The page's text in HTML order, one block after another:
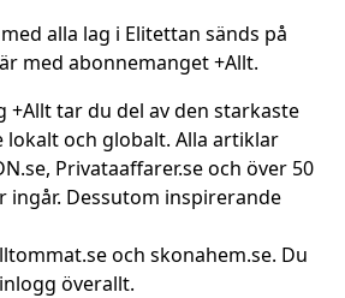
alla lag i Elitettan sänds på
med abonnemanget +Allt.
+Allt tar du del av den starkaste
lokalt och globalt. Alla artiklar
Privataaffarer.se och över 50
ingår. Dessutom inspirerande
och skonahem.se. Du
överallt.